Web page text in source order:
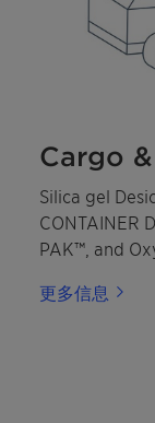
Cargo
Silica gel
CONTAINER
PAK™, and
更多信息